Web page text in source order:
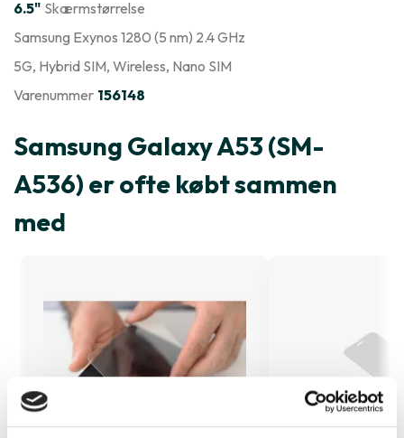
6.5" Skærmstørrelse
Samsung Exynos 1280 (5 nm) 2.4 GHz
5G, Hybrid SIM, Wireless, Nano SIM
Varenummer 156148
Samsung Galaxy A53 (SM-
A536) er ofte købt sammen
med